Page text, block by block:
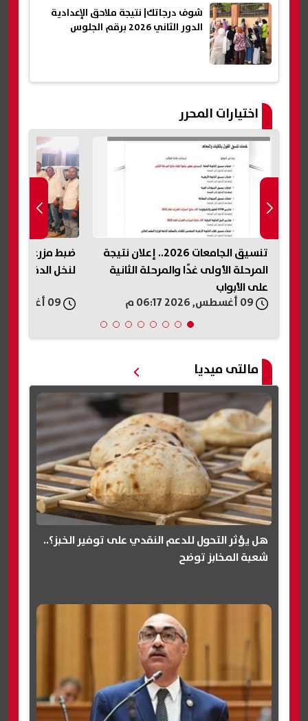
شوف درجاتك| نتيجة ملاحق الإعدادية
الدور الثاني 2026 برقم الجلوس
اختيارات المحرر
تنسيق الجامعات 2026.. إعلان نتيجة
المرحلة الأولى غدًا والمرحلة الثانية
على الأبواب
ضبط مزرعة
لنخل الدقيق
مالتى ميديا
هل يؤثر التحول للدعم النقدي على توفير الخبز؟..
شعبة المخابز توضح